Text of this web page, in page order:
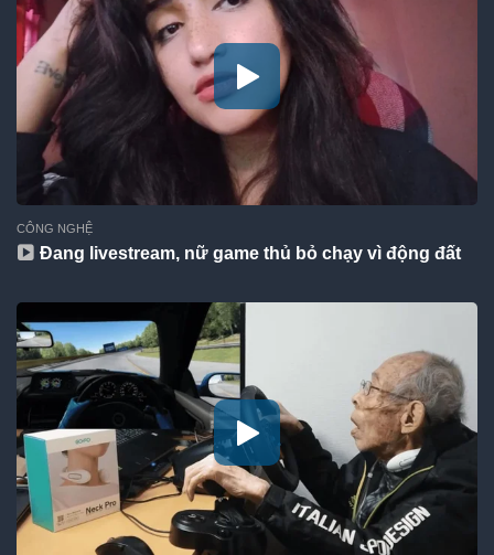
CÔNG NGHỆ
Đang livestream, nữ game thủ bỏ chạy vì động đất